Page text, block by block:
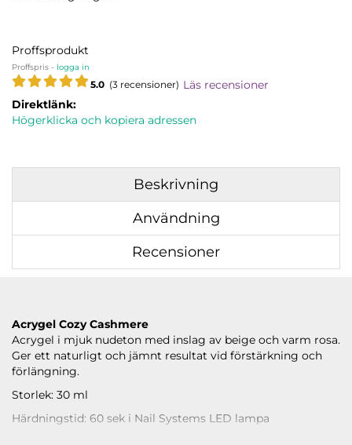
Proffsprodukt
Proffspris - logga in
5.0 (3 recensioner) Läs recensioner
Direktlänk:
Högerklicka och kopiera adressen
Beskrivning
Användning
Recensioner
Acrygel Cozy Cashmere
Acrygel i mjuk nudeton med inslag av beige och varm rosa.
Ger ett naturligt och jämnt resultat vid förstärkning och
förlängning.
Storlek: 30 ml
Härdningstid: 60 sek i Nail Systems LED lampa